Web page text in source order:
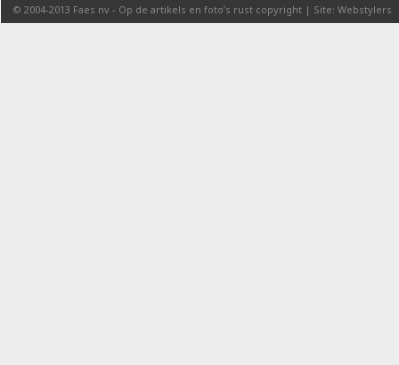
© 2004-2013 Faes nv - Op de artikels en foto’s rust copyright | Site: Webstylers